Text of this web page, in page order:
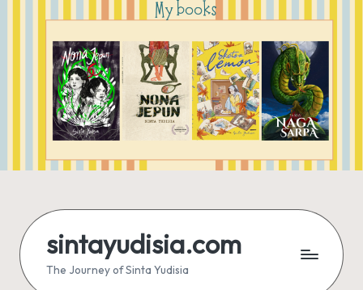
sintayudisia.com
The Journey of Sinta Yudisia